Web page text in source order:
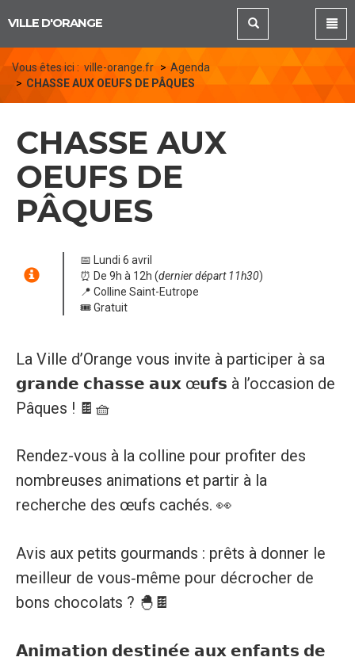
VILLE D'ORANGE
Vous êtes ici : ville-orange.fr
Agenda
CHASSE AUX OEUFS DE PÂQUES
CHASSE AUX
OEUFS DE
PÂQUES
📅 Lundi 6 avril
⏰ De 9h à 12h (dernier départ 11h30)
📍 Colline Saint-Eutrope
🎟️ Gratuit
La Ville d’Orange vous invite à participer à sa
𝗴𝗿𝗮𝗻𝗱𝗲 𝗰𝗵𝗮𝘀𝘀𝗲 𝗮𝘂𝘅 œ𝘂𝗳𝘀 à l’occasion de
Pâques ! 🍫🧺
Rendez-vous à la colline pour profiter des
nombreuses animations et partir à la
recherche des œufs cachés. 👀
Avis aux petits gourmands : prêts à donner le
meilleur de vous‑même pour décrocher de
bons chocolats ? 🐣🍫
𝗔𝗻𝗶𝗺𝗮𝘁𝗶𝗼𝗻 𝗱𝗲𝘀𝘁𝗶𝗻𝗲́𝗲 𝗮𝘂𝘅 𝗲𝗻𝗳𝗮𝗻𝘁𝘀 𝗱𝗲